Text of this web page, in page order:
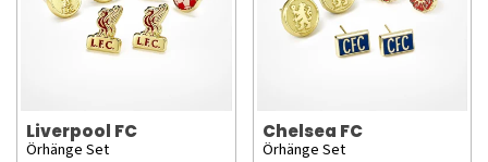
Liverpool FC
Örhänge Set
Chelsea FC
Örhänge Set